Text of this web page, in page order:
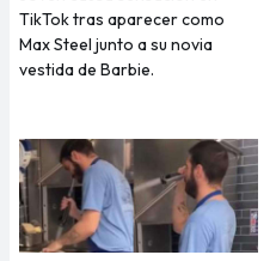
TikTok tras aparecer como
Max Steel junto a su novia
vestida de Barbie.